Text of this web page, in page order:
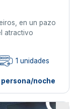
en un pazo
atractivo
1 unidades
persona/noche